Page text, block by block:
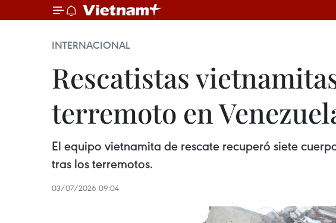
INTERNACIONAL
Rescatistas
terremoto en
El equipo vietnamita de rescate recuperó siete
tras los terremotos.
03/07/2026 09:04